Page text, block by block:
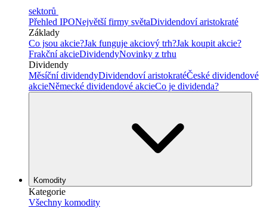
sektorů
Přehled IPONejvětší firmy světaDividendoví aristokraté
Základy
Co jsou akcie?Jak funguje akciový trh?Jak koupit akcie?
Frakční akcieDividendyNovinky z trhu
Dividendy
Měsíční dividendyDividendoví aristokratéČeské dividendové
akcieNěmecké dividendové akcieCo je dividenda?
Komodity
Kategorie
Všechny komodity